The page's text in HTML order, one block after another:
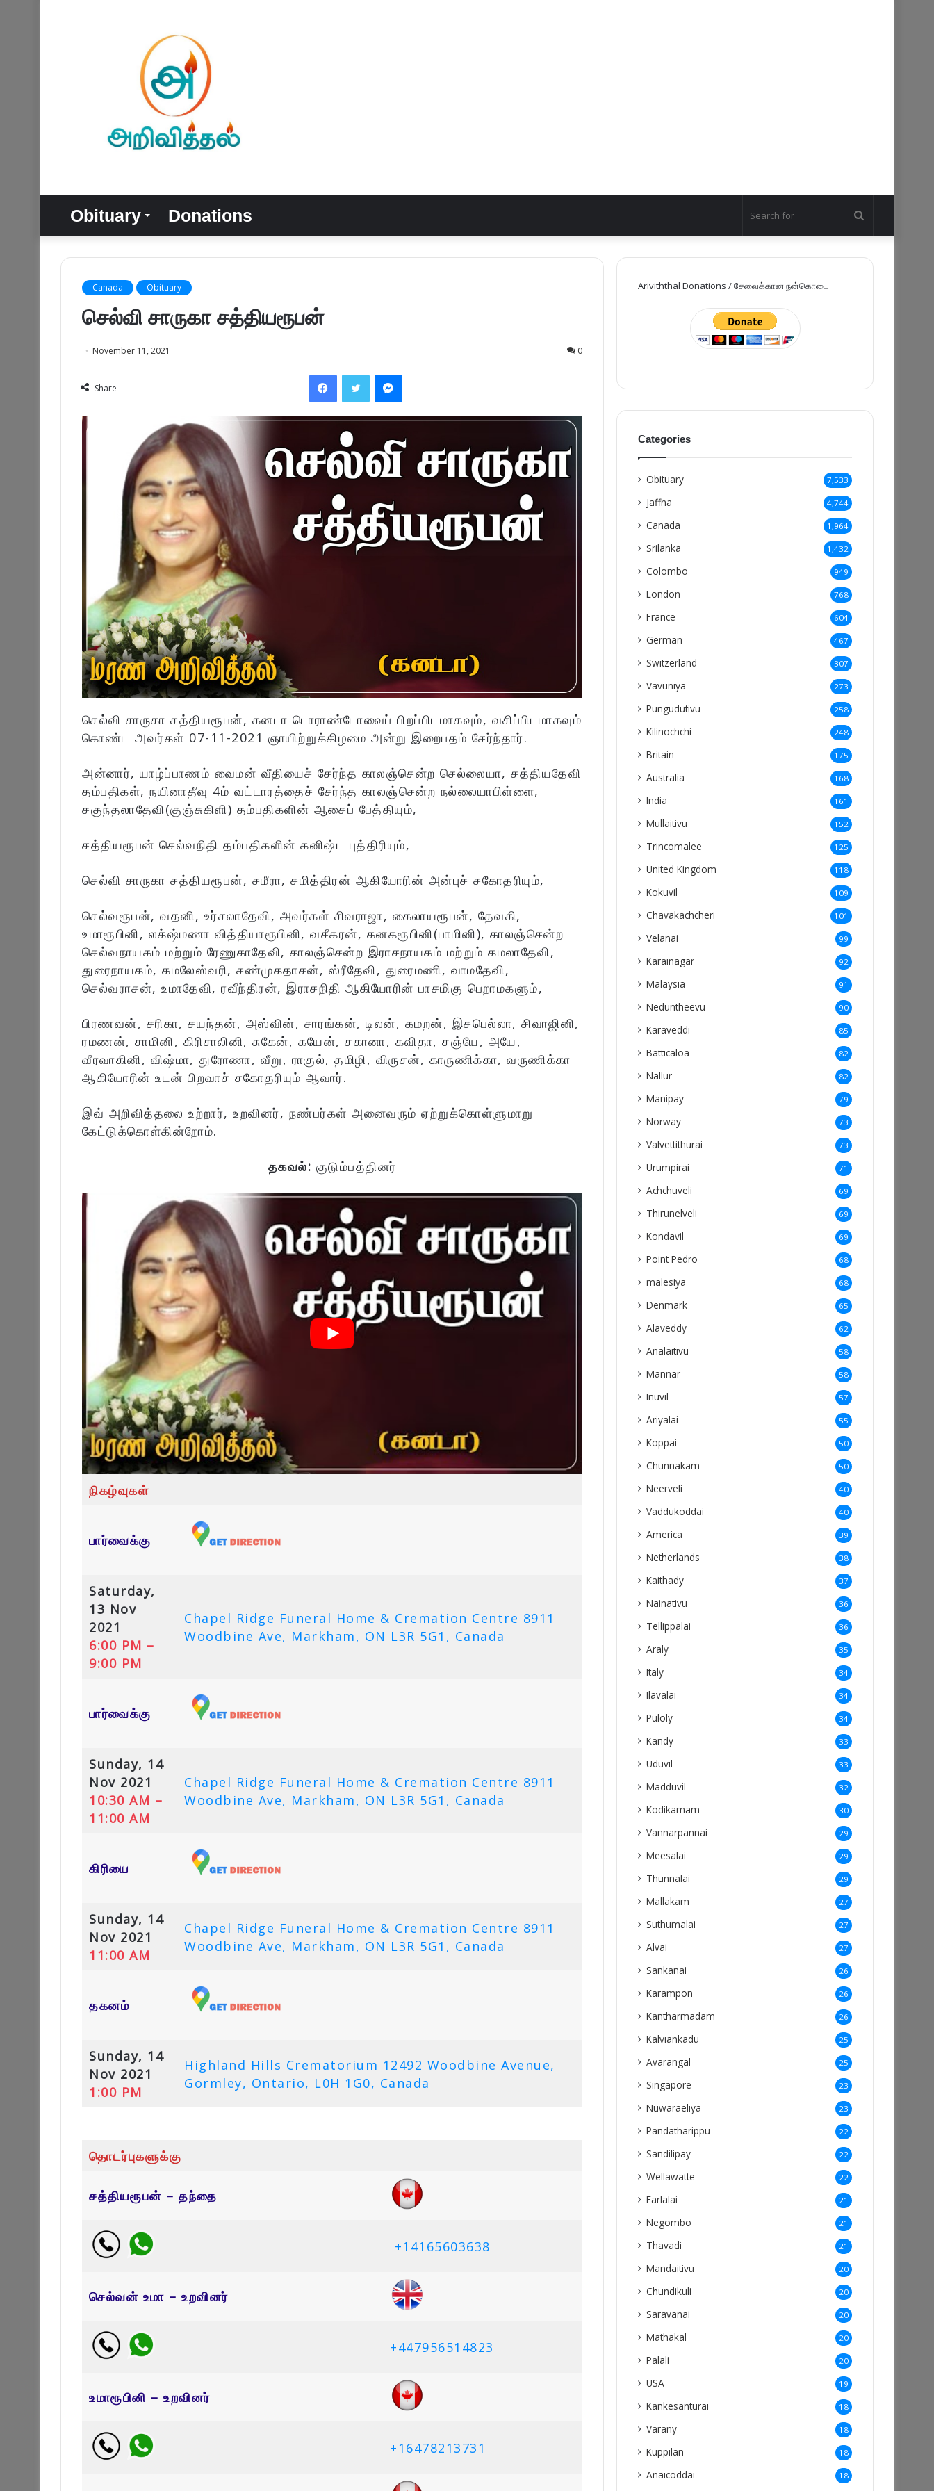
Obituary Donations
for
Canada Obituary
செல்வி சாருகா சத்தியரூபன்
November 11, 2021 0
Share
FacebookTwitter Messenger
செல்வி சாருகா சத்தியரூபன், கனடா டொராண்டோவைப் பிறப்பிடமாகவும், வசிப்பிடமாகவும்
கொண்ட அவர்கள் 07-11-2021 ஞாயிற்றுக்கிழமை அன்று இறைபதம் சேர்ந்தார்.
அன்னார், யாழ்ப்பாணம் வைமன் வீதியைச் சேர்ந்த காலஞ்சென்ற செல்லையா, சத்தியதேவி
தம்பதிகள், நயினாதீவு 4ம் வட்டாரத்தைச் சேர்ந்த காலஞ்சென்ற நல்லையாபிள்ளை,
சகுந்தலாதேவி(குஞ்சுகிளி) தம்பதிகளின் ஆசைப் பேத்தியும்,
சத்தியரூபன் செல்வநிதி தம்பதிகளின் கனிஷ்ட புத்திரியும்,
செல்வி சாருகா சத்தியரூபன், சமீரா, சமித்திரன் ஆகியோரின் அன்புச் சகோதரியும்,
செல்வரூபன், வதனி, உர்சலாதேவி, அவர்கள் சிவராஜா, கைலாயரூபன், தேவகி,
உமாரூபினி, லக்‌ஷ்மணா வித்தியாரூபினி, வசீகரன், கனகரூபினி(பாமினி), காலஞ்சென்ற
செல்வநாயகம் மற்றும் ரேணுகாதேவி, காலஞ்சென்ற இராசநாயகம் மற்றும் கமலாதேவி,
துரைநாயகம், கமலேஸ்வரி, சண்முகதாசன், ஸ்ரீதேவி, துரைமணி, வாமதேவி,
செல்வராசன், உமாதேவி, ரவீந்திரன், இராசநிதி ஆகியோரின் பாசமிகு பெறாமகளும்,
பிரணவன், சரிகா, சயந்தன், அஸ்வின், சாரங்கன், டிலன், கமறன், இசபெல்லா, சிவாஜினி,
ரமணன், சாமினி, கிரிசாலினி, சுகேன், கயேன், சகானா, கவிதா, சஞ்யே, அயே,
வீரவாகினி, விஷ்மா, துரோணா, வீறு, ராகுல், தமிழி, விருசன், காருணிக்கா, வருணிக்கா
ஆகியோரின் உடன் பிறவாச் சகோதரியும் ஆவார்.
இவ் அறிவித்தலை உற்றார், உறவினர், நண்பர்கள் அனைவரும் ஏற்றுக்கொள்ளுமாறு
கேட்டுக்கொள்கின்றோம்.
தகவல்: குடும்பத்தினர்
நிகழ்வுகள்
பார்வைக்கு
Saturday,
13 Nov
2021
6:00 PM –
9:00 PM
Chapel Ridge Funeral Home & Cremation Centre 8911
Woodbine Ave, Markham, ON L3R 5G1, Canada
பார்வைக்கு
Sunday, 14
Nov 2021
10:30 AM –
11:00 AM
Chapel Ridge Funeral Home & Cremation Centre 8911
Woodbine Ave, Markham, ON L3R 5G1, Canada
கிரியை
Sunday, 14
Nov 2021
11:00 AM
Chapel Ridge Funeral Home & Cremation Centre 8911
Woodbine Ave, Markham, ON L3R 5G1, Canada
தகனம்
Sunday, 14
Nov 2021
1:00 PM
Highland Hills Crematorium 12492 Woodbine Avenue,
Gormley, Ontario, L0H 1G0, Canada
தொடர்புகளுக்கு
சத்தியரூபன் – தந்தை
+14165603638
செல்வன் உமா – உறவினர்
+447956514823
உமாரூபினி – உறவினர்
+16478213731
Ariviththal Donations / சேவைக்கான நன்கொடை
Categories
Obituary 7,533
Jaffna 4,744
Canada 1,964
Srilanka 1,432
Colombo 949
London 768
France 604
German 467
Switzerland 307
Vavuniya 273
Pungudutivu 258
Kilinochchi 248
Britain 175
Australia 168
India 161
Mullaitivu 152
Trincomalee 125
United Kingdom 118
Kokuvil 109
Chavakachcheri 101
Velanai 99
Karainagar 92
Malaysia 91
Neduntheevu 90
Karaveddi 85
Batticaloa 82
Nallur 82
Manipay 79
Norway 73
Valvettithurai 73
Urumpirai 71
Achchuveli 69
Thirunelveli 69
Kondavil 69
Point Pedro 68
malesiya 68
Denmark 65
Alaveddy 62
Analaitivu 58
Mannar 58
Inuvil 57
Ariyalai 55
Koppai 50
Chunnakam 50
Neerveli 40
Vaddukoddai 40
America 39
Netherlands 38
Kaithady 37
Nainativu 36
Tellippalai 36
Araly 35
Italy 34
Ilavalai 34
Puloly 34
Kandy 33
Uduvil 33
Madduvil 32
Kodikamam 30
Vannarpannai 29
Meesalai 29
Thunnalai 29
Mallakam 27
Suthumalai 27
Alvai 27
Sankanai 26
Karampon 26
Kantharmadam 26
Kalviankadu 25
Avarangal 25
Singapore 23
Nuwaraeliya 23
Pandatharippu 22
Sandilipay 22
Wellawatte 22
Earlalai 21
Negombo 21
Thavadi 21
Mandaitivu 20
Chundikuli 20
Saravanai 20
Mathakal 20
Palali 20
USA 19
Kankesanturai 18
Varany 18
Kuppilan 18
Anaicoddai 18